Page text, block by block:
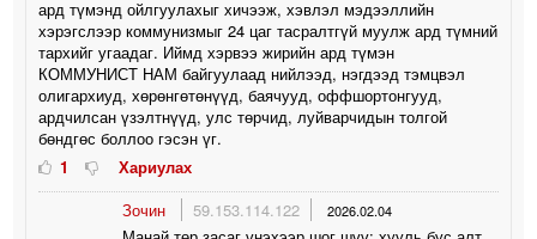
ард түмэнд ойлгуулахыг хичээж, хэвлэл мэдээллийн
хэрэгслээр коммунизмыг 24 цаг тасралтгүй муулж ард түмний
тархийг угаадаг. Иймд хэрвээ жирийн ард түмэн
КОММУНИСТ НАМ байгуулаад нийлээд, нэгдээд тэмцвэл
олигархиуд, хөрөнгөтөнүүд, баячууд, оффшортонгууд,
ардчилсан үзэлтнүүд, улс төрчид, луйварчидын толгой
бөндгөс боллоо гэсэн үг.
1
Хариулах
Зочин
59.153.114.122 2026.02.04